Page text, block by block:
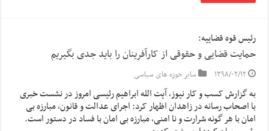
رئیس قوه قضاییه:
حمایت قضایی و حقوقی از کارآفرینان را باید جدی بگیریم
۱۳۹۸/۰۲/۱۲ سایر حوزه های سیاسی
به گزارش کسب و کار نیوز، آیت الله ابراهیم رئیسی امروز در نشست خبری
با اصحاب رسانه در زاهدان اظهار کرد: اجرای عدالت و قانون، مبارزه بی
امان با هر گونه شرارت و نا امنی، مبارزه بی امان با فساد در دستور است.